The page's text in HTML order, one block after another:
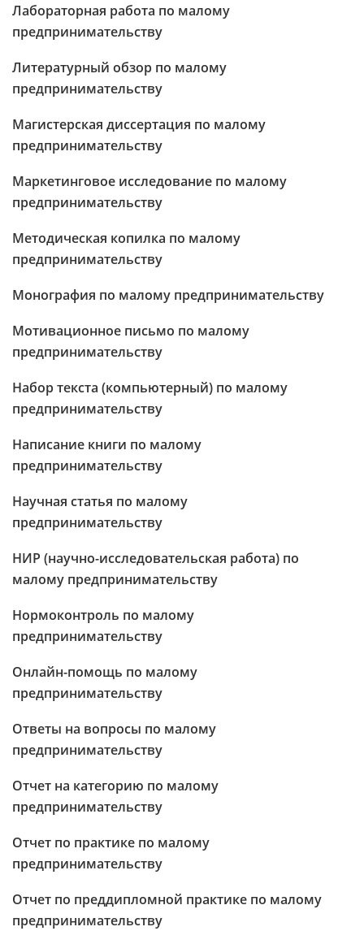
Лабораторная работа по малому
предпринимательству
Литературный обзор по малому
предпринимательству
Магистерская диссертация по малому
предпринимательству
Маркетинговое исследование по малому
предпринимательству
Методическая копилка по малому
предпринимательству
Монография по малому предпринимательству
Мотивационное письмо по малому
предпринимательству
Набор текста (компьютерный) по малому
предпринимательству
Написание книги по малому
предпринимательству
Научная статья по малому
предпринимательству
НИР (научно-исследовательская работа) по
малому предпринимательству
Нормоконтроль по малому
предпринимательству
Онлайн-помощь по малому
предпринимательству
Ответы на вопросы по малому
предпринимательству
Отчет на категорию по малому
предпринимательству
Отчет по практике по малому
предпринимательству
Отчет по преддипломной практике по малому
предпринимательству